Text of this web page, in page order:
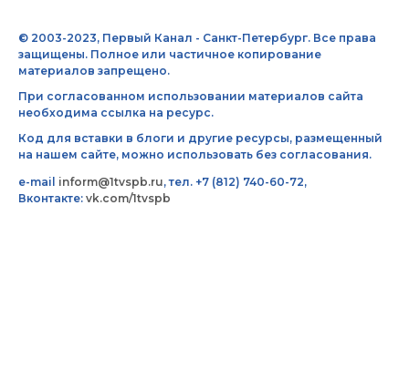
© 2003-2023, Первый Канал - Санкт-Петербург. Все права
защищены. Полное или частичное копирование
материалов запрещено.
При согласованном использовании материалов сайта
необходима ссылка на ресурс.
Код для вставки в блоги и другие ресурсы, размещенный
на нашем сайте, можно использовать без согласования.
e-mail inform@1tvspb.ru, тел. +7 (812) 740-60-72,
Вконтакте: vk.com/1tvspb